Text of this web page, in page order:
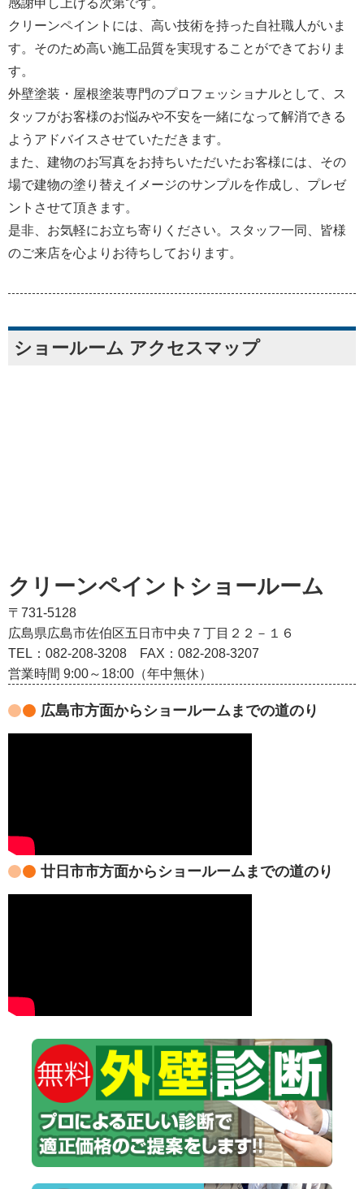
クリーンペイントには、高い技術を持った自社職人がいま
す。そのため高い施工品質を実現することができておりま
す。
外壁塗装・屋根塗装専門のプロフェッショナルとして、ス
タッフがお客様のお悩みや不安を一緒になって解消できる
ようアドバイスさせていただきます。
また、建物のお写真をお持ちいただいたお客様には、その
場で建物の塗り替えイメージのサンプルを作成し、プレゼ
ントさせて頂きます。
是非、お気軽にお立ち寄りください。スタッフ一同、皆様
のご来店を心よりお待ちしております。
ショールーム アクセスマップ
クリーンペイントショールーム
〒731-5128
広島県広島市佐伯区五日市中央７丁目２２－１６
TEL：082‐208‐3208
FAX：082-208-3207
営業時間 9:00～18:00（年中無休）
広島市方面からショールームまでの道のり
廿日市市方面からショールームまでの道のり